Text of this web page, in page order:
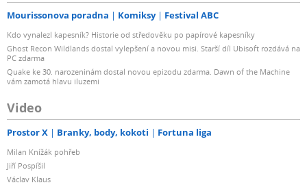
Mourissonova poradna Komiksy Festival ABC
Kdo vynalezl kapesník? Historie od středověku po papírové kapesníky
Ghost Recon Wildlands dostal vylepšení a novou misi. Starší díl Ubisoft rozdává na
PC zdarma
Quake ke 30. narozeninám dostal novou epizodu zdarma. Dawn of the Machine
vám zamotá hlavu iluzemi
Video
Prostor X Branky, body, kokoti Fortuna liga
Milan Knížák pohřeb
Jiří Pospíšil
Václav Klaus